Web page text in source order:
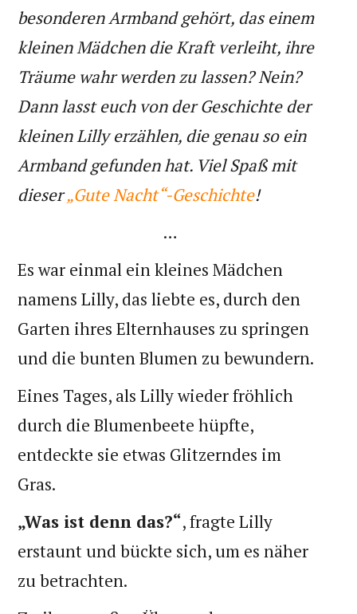
besonderen Armband gehört, das einem
kleinen Mädchen die Kraft verleiht, ihre
Träume wahr werden zu lassen? Nein?
Dann lasst euch von der Geschichte der
kleinen Lilly erzählen, die genau so ein
Armband gefunden hat. Viel Spaß mit
dieser„Gute Nacht“-Geschichte!
…
Es war einmal ein kleines Mädchen
namens Lilly, das liebte es, durch den
Garten ihres Elternhauses zu springen
und die bunten Blumen zu bewundern.
Eines Tages, als Lilly wieder fröhlich
durch die Blumenbeete hüpfte,
entdeckte sie etwas Glitzerndes im
Gras.
„Was ist denn das?“, fragte Lilly
erstaunt und bückte sich, um es näher
zu betrachten.